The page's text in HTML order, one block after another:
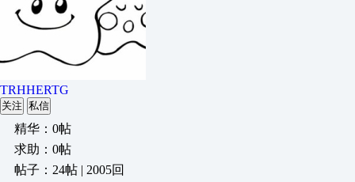
TRHHERTG
关注 私信
精华：0帖
求助：0帖
帖子：24帖 | 2005回